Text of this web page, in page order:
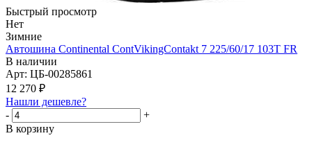
Быстрый просмотр
Нет
Зимние
Автошина Continental ContVikingContakt 7 225/60/17 103T FR
В наличии
Арт: ЦБ-00285861
12 270 ₽
Нашли дешевле?
-
+
В корзину